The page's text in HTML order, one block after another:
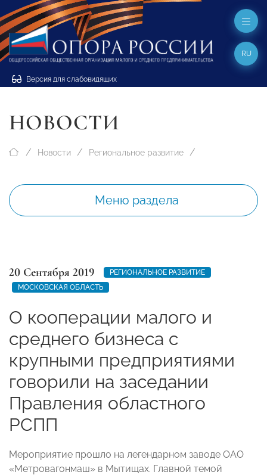
Версия для слабовидящих
RU
НОВОСТИ
Новости Региональное развитие
Меню раздела
20 Сентября 2019
РЕГИОНАЛЬНОЕ РАЗВИТИЕ
МОСКОВСКАЯ ОБЛАСТЬ
О кооперации малого и
среднего бизнеса с
крупными предприятиями
говорили на заседании
Правления областного
РСПП
Мероприятие прошло на легендарном заводе ОАО
«Метровагонмаш» в Мытищах. Главной темой